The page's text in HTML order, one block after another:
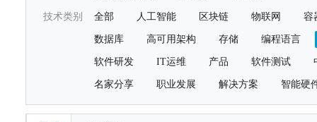
技术类别 全部 人工智能 区块链 物联网 容
数据库 高可用架构 存储 编程语言
软件研发 IT运维 产品 软件测试
名家分享 职业发展 解决方案 智能硬